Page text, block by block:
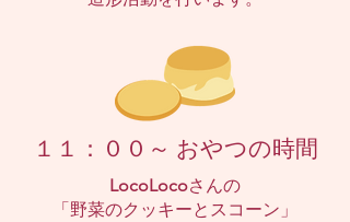
１１：００～ おやつの時間
LocoLocoさんの
「野菜のクッキーとスコーン」